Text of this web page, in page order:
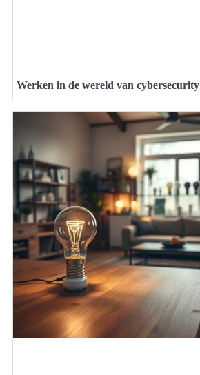
Werken in de wereld van cybersecurity